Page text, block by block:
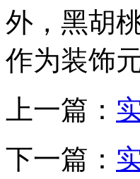
外，黑胡
作为装饰元
上一篇：
下一篇：